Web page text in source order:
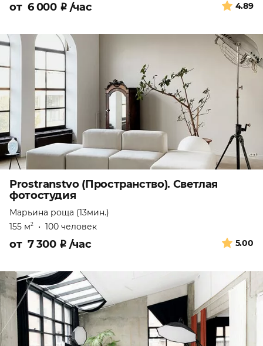
4.89
от 6 000 ₽ /час
Prostranstvo (Пространство). Светлая
фотостудия
Марьина роща (13мин.)
155 м2 • 100 человек
5.00
от 7 300 ₽ /час